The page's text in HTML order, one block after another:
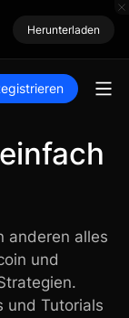
Herunterladen
anderen alles
und
und Tutorials